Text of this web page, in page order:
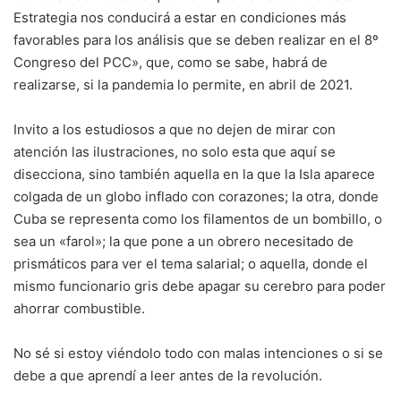
Estrategia nos conducirá a estar en condiciones más
favorables para los análisis que se deben realizar en el 8º
Congreso del PCC», que, como se sabe, habrá de
realizarse, si la pandemia lo permite, en abril de 2021.
Invito a los estudiosos a que no dejen de mirar con
atención las ilustraciones, no solo esta que aquí se
disecciona, sino también aquella en la que la Isla aparece
colgada de un globo inflado con corazones; la otra, donde
Cuba se representa como los filamentos de un bombillo, o
sea un «farol»; la que pone a un obrero necesitado de
prismáticos para ver el tema salarial; o aquella, donde el
mismo funcionario gris debe apagar su cerebro para poder
ahorrar combustible.
No sé si estoy viéndolo todo con malas intenciones o si se
debe a que aprendí a leer antes de la revolución.